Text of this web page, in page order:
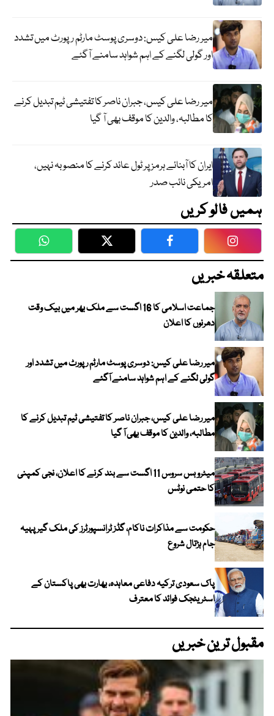
میر رضا علی کیس: دوسری پوسٹ مارٹم رپورٹ میں تشدد
اور گولی لگنے کے اہم شواہد سامنے آگئے
میر رضا علی کیس، جبران ناصر کا تفتیشی ٹیم تبدیل کرنے
کا مطالبہ، والدین کا موقف بھی آ گیا
ایران کا آبنائے ہرمز پر ٹول عائد کرنے کا منصوبہ نہیں،
امریکی نائب صدر
ہمیں فالو کریں
WhatsApp Twitter Facebook
متعلقہ خبریں
جماعت اسلامی کا 16 اگست سے ملک بھر میں بیک وقت
دھرنوں کا اعلان
میر رضا علی کیس: دوسری پوسٹ مارٹم رپورٹ میں تشدد اور
گولی لگنے کے اہم شواہد سامنے آگئے
میر رضا علی کیس، جبران ناصر کا تفتیشی ٹیم تبدیل کرنے کا
مطالبہ، والدین کا موقف بھی آ گیا
میٹرو بس سروس 11 اگست سے بند کرنے کا اعلان، نجی کمپنی
کا حتمی نوٹس
حکومت سے مذاکرات ناکام، گڈز ٹرانسپورٹرز کی ملک گیر پہیہ
جام ہڑتال شروع
پاک سعودی ترکیہ دفاعی معاہدہ، بھارت بھی پاکستان کے
اسٹریٹجک فوائد کا معترف
مقبول ترین خبریں